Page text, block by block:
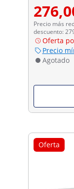
Precio más
descuento:
Oferta
Precio
Agotado
Oferta